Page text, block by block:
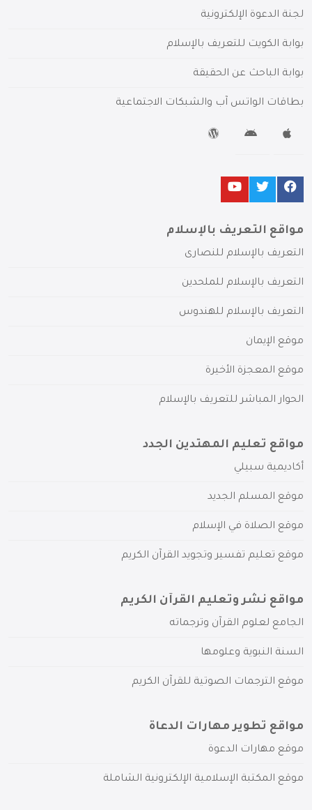
لجنة الدعوة الإلكترونية
بوابة الكويت للتعريف بالإسلام
بوابة الباحث عن الحقيقة
بطاقات الواتس آب والشبكات الاجتماعية
مواقع التعريف بالإسلام
التعريف بالإسلام للنصارى
التعريف بالإسلام للملحدين
التعريف بالإسلام للهندوس
موقع الإيمان
موقع المعجزة الأخيرة
الحوار المباشر للتعريف بالإسلام
مواقع تعليم المهتدين الجدد
أكاديمية سبيلي
موقع المسلم الجديد
موقع الصلاة في الإسلام
موقع تعليم تفسير وتجويد القرآن الكريم
مواقع نشر وتعليم القرآن الكريم
الجامع لعلوم القرآن وترجماته
السنة النبوية وعلومها
موقع الترجمات الصوتية للقرآن الكريم
مواقع تطوير مهارات الدعاة
موقع مهارات الدعوة
موقع المكتبة الإسلامية الإلكترونية الشاملة